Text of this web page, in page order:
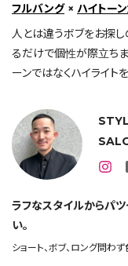
ラフなスタイルからパ
い。
ショート、ボブ、ロング問わ
フルバング× ハイトー
人とは違うボブをお探し
るだけで個性が際立ちま
ーンではなくハイライト